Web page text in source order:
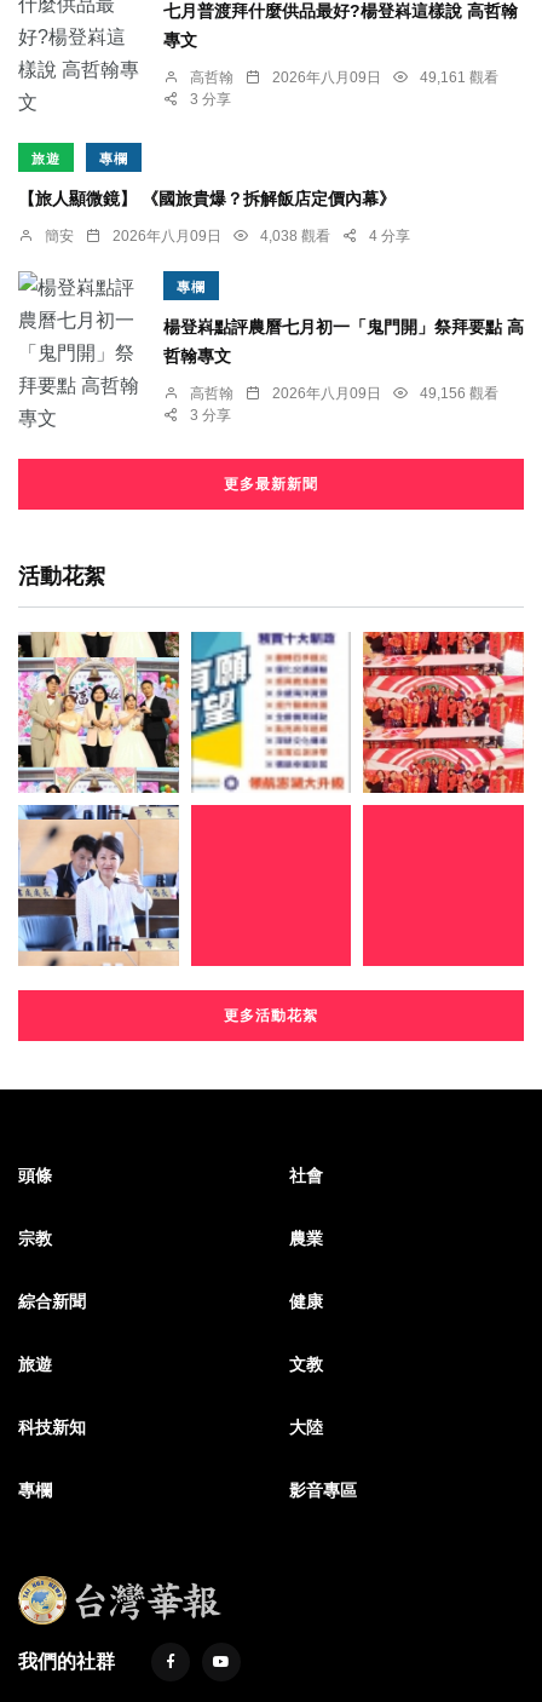
七月普渡拜什麼供品最好?楊登嵙這樣說 高哲翰
專文
高哲翰 2026年八月09日
49,161 觀看
3 分享
旅遊 專欄
【旅人顯微鏡】 《國旅貴爆？拆解飯店定價內幕》
簡安 2026年八月09日 4,038 觀看 4 分享
專欄
楊登嵙點評農曆七月初一「鬼門開」祭拜要點 高
哲翰專文
高哲翰 2026年八月09日
49,156 觀看
3 分享
更多最新新聞
活動花絮
更多活動花絮
頭條 社會
宗教 農業
綜合新聞 健康
旅遊 文教
科技新知 大陸
專欄 影音專區
我們的社群